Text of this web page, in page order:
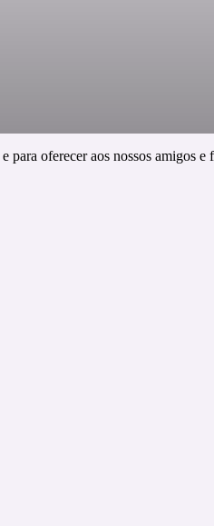
para oferecer aos nossos amigos e